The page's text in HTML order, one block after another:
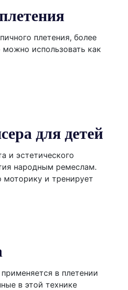
плетения, более
использовать как
для детей
и эстетического
народным ремеслам.
моторику и тренирует
в плетении
в этой технике